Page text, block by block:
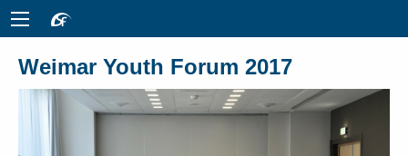
Weimar Youth Forum 2017